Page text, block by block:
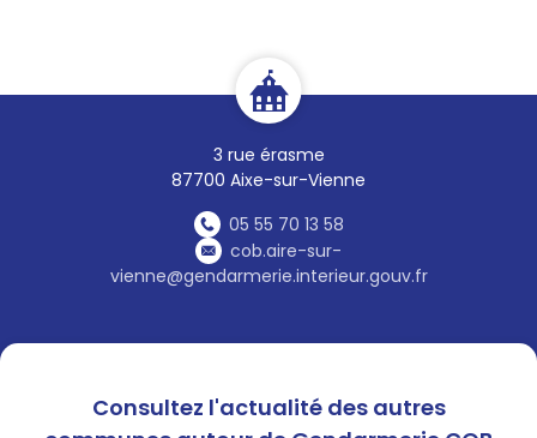
3 rue érasme
87700 Aixe-sur-Vienne
05 55 70 13 58
cob.aire-sur-
vienne@gendarmerie.interieur.gouv.fr
Consultez l'actualité des autres